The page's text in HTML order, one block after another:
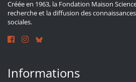
Créée en 1963, la Fondation Maison
recherche et la diffusion des
sociales.
Informations